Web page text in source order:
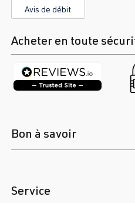
Avis de débit
Acheter en toute
Bon à savoir
Service